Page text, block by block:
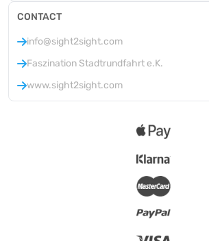
CONTACT
info@sight2sight.com
Faszination Stadtrundfahrt e.K.
www.sight2sight.com